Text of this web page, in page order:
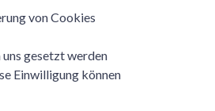
von Cookies
gesetzt werden
Einwilligung können